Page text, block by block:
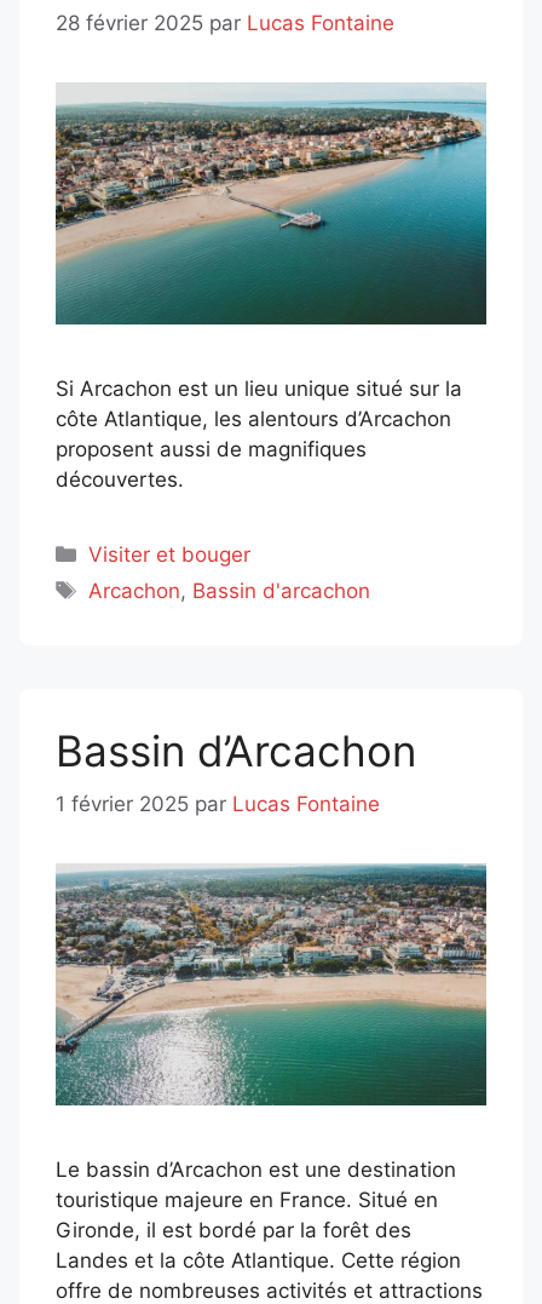
28 février 2025 par Lucas Fontaine
Si Arcachon est un lieu unique situé sur la
côte Atlantique, les alentours d’Arcachon
proposent aussi de magnifiques
découvertes.
Catégories
Visiter et bouger
Étiquettes
Arcachon, Bassin d'arcachon
Bassin d’Arcachon
1 février 2025 par Lucas Fontaine
Le bassin d’Arcachon est une destination
touristique majeure en France. Situé en
Gironde, il est bordé par la forêt des
Landes et la côte Atlantique. Cette région
offre de nombreuses activités et attractions